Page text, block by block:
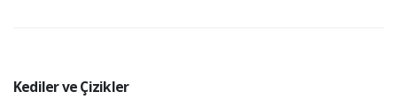
Kediler ve Çizikler